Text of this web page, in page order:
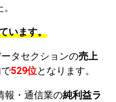
います。
タセクションの売上
529位となります。
報・通信業の純利益ラ